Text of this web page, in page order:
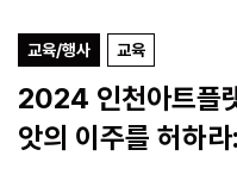
교육/행사 교육
2024 인천아트플
앗의 이주를 허하